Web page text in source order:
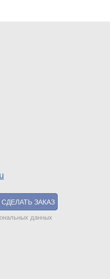
СДЕЛАТЬ ЗАКАЗ
данных